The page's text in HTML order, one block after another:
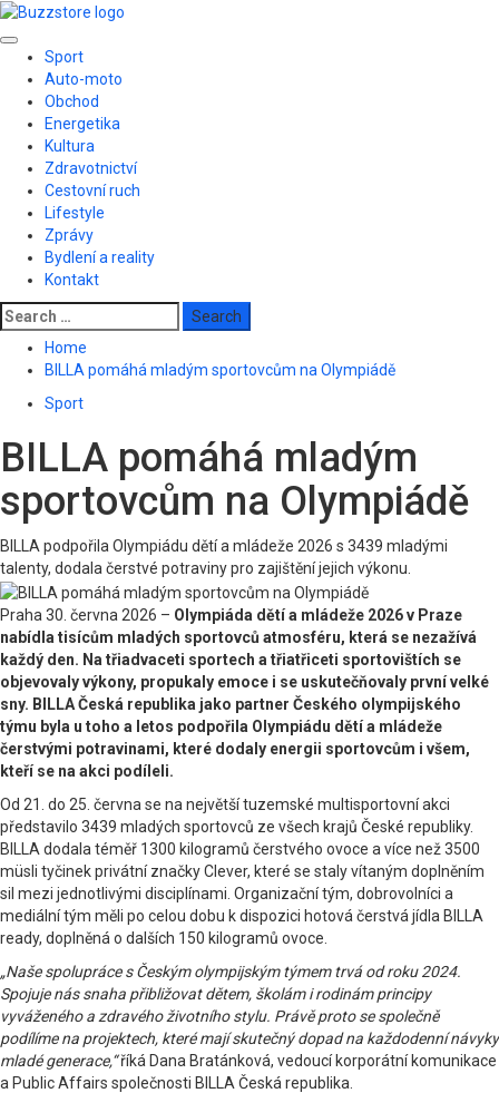
Skip
content
Primary
Menu
Sport
Auto-moto
Obchod
Energetika
Kultura
Zdravotnictví
Cestovní ruch
Lifestyle
Zprávy
Bydlení a reality
Kontakt
Search
for:
Home
BILLA pomáhá mladým sportovcům na Olympiádě
Sport
BILLA pomáhá mladým
sportovcům na Olympiádě
BILLA podpořila Olympiádu dětí a mládeže 2026 s 3439 mladými
talenty, dodala čerstvé potraviny pro zajištění jejich výkonu.
Praha 30. června 2026 – Olympiáda dětí a mládeže 2026 v Praze
nabídla tisícům mladých sportovců atmosféru, která se nezažívá
každý den. Na třiadvaceti sportech a třiatřiceti sportovištích se
objevovaly výkony, propukaly emoce i se uskutečňovaly první velké
sny. BILLA Česká republika jako partner Českého olympijského
týmu byla u toho a letos podpořila Olympiádu dětí a mládeže
čerstvými potravinami, které dodaly energii sportovcům i všem,
kteří se na akci podíleli.
Od 21. do 25. června se na největší tuzemské multisportovní akci
představilo 3439 mladých sportovců ze všech krajů České republiky.
BILLA dodala téměř 1300 kilogramů čerstvého ovoce a více než 3500
müsli tyčinek privátní značky Clever, které se staly vítaným doplněním
sil mezi jednotlivými disciplínami. Organizační tým, dobrovolníci a
mediální tým měli po celou dobu k dispozici hotová čerstvá jídla BILLA
ready, doplněná o dalších 150 kilogramů ovoce.
„Naše spolupráce s Českým olympijským týmem trvá od roku 2024.
Spojuje nás snaha přibližovat dětem, školám i rodinám principy
vyváženého a zdravého životního stylu. Právě proto se společně
podílíme na projektech, které mají skutečný dopad na každodenní návyky
mladé generace,“říká Dana Bratánková, vedoucí korporátní komunikace
a Public Affairs společnosti BILLA Česká republika.